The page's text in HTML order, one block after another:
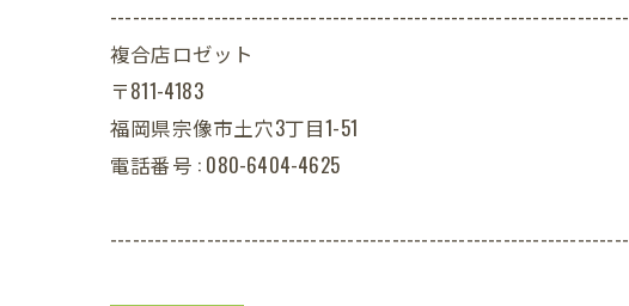
----------------------------------------------------------------------
複合店ロゼット
〒811-4183
福岡県宗像市土穴3丁目1-51
電話番号 : 080-6404-4625
----------------------------------------------------------------------